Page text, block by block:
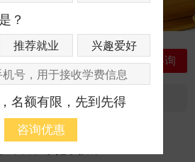
获取最新优惠
立即咨询
报名人数：2069
随到随学，学成为止
？
推荐就业 兴趣爱好
名额有限，先到先得
咨询优惠